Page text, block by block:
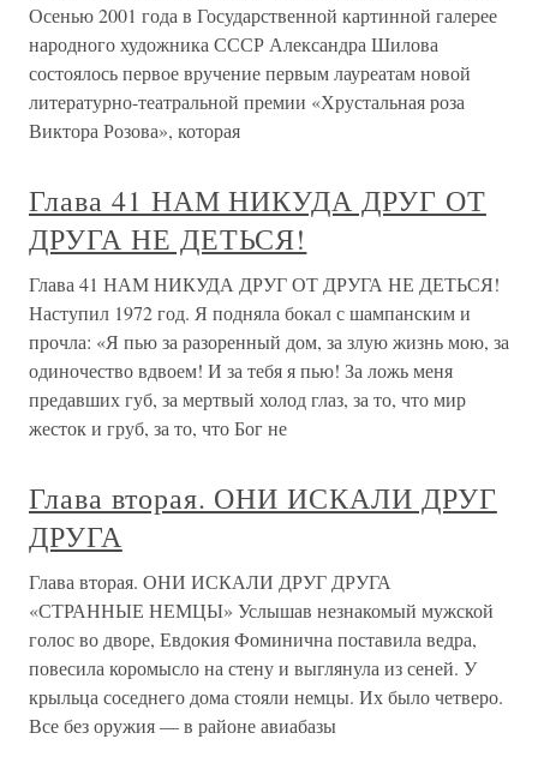
Осенью 2001 года в Государственной картинной галерее
народного художника СССР Александра Шилова
состоялось первое вручение первым лауреатам новой
литературно-театральной премии «Хрустальная роза
Виктора Розова», которая
Глава 41 НАМ НИКУДА ДРУГ ОТ
ДРУГА НЕ ДЕТЬСЯ!
Глава 41 НАМ НИКУДА ДРУГ ОТ ДРУГА НЕ ДЕТЬСЯ!
Наступил 1972 год. Я подняла бокал с шампанским и
прочла: «Я пью за разоренный дом, за злую жизнь мою, за
одиночество вдвоем! И за тебя я пью! За ложь меня
предавших губ, за мертвый холод глаз, за то, что мир
жесток и груб, за то, что Бог не
Глава вторая. ОНИ ИСКАЛИ ДРУГ
ДРУГА
Глава вторая. ОНИ ИСКАЛИ ДРУГ ДРУГА
«СТРАННЫЕ НЕМЦЫ» Услышав незнакомый мужской
голос во дворе, Евдокия Фоминична поставила ведра,
повесила коромысло на стену и выглянула из сеней. У
крыльца соседнего дома стояли немцы. Их было четверо.
Все без оружия — в районе авиабазы